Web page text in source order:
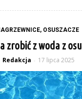
OSUSZACZE
zrobić z woda z
Redakcja - 17 lipca 2025